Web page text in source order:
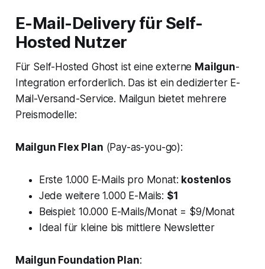
E-Mail-Delivery für Self-
Hosted Nutzer
Für Self-Hosted Ghost ist eine externe Mailgun-
Integration erforderlich. Das ist ein dedizierter E-
Mail-Versand-Service. Mailgun bietet mehrere
Preismodelle:
Mailgun Flex Plan (Pay-as-you-go):
Erste 1.000 E-Mails pro Monat: kostenlos
Jede weitere 1.000 E-Mails: $1
Beispiel: 10.000 E-Mails/Monat = $9/Monat
Ideal für kleine bis mittlere Newsletter
Mailgun Foundation Plan: